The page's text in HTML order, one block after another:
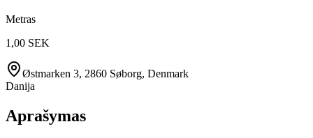
Metras
1,00 SEK
Østmarken 3, 2860 Søborg, Denmark
Danija
Aprašymas